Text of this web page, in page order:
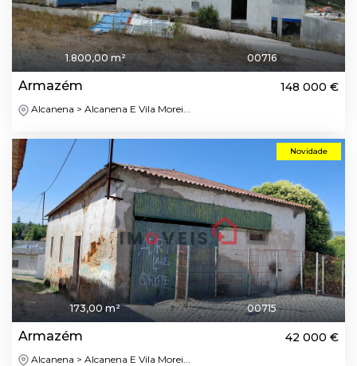
1.800,00 m² 00716
Armazém 148 000 €
Alcanena > Alcanena E Vila Morei...
Novidade
173,00 m² 00715
Armazém 42 000 €
Alcanena > Alcanena E Vila Morei...